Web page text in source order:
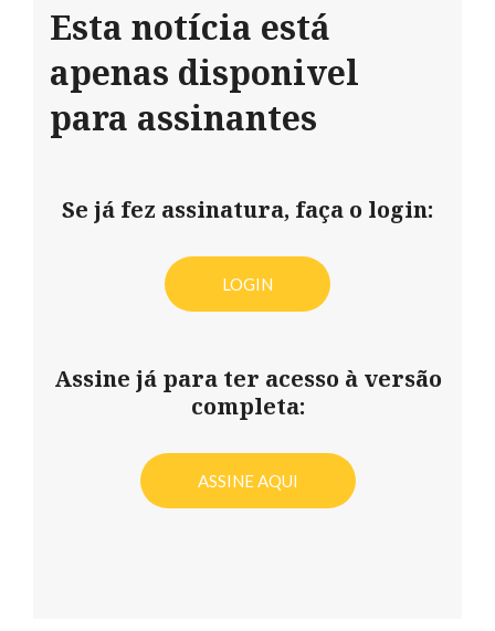
Esta notícia está
apenas disponivel
para assinantes
Se já fez assinatura, faça o login:
LOGIN
Assine já para ter acesso à versão
completa:
ASSINE AQUI